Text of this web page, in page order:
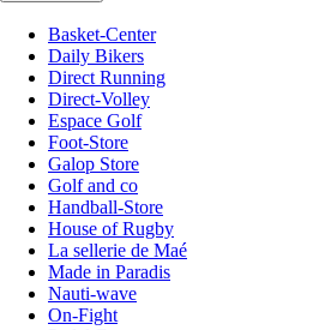
Basket-Center
Daily Bikers
Direct Running
Direct-Volley
Espace Golf
Foot-Store
Galop Store
Golf and co
Handball-Store
House of Rugby
La sellerie de Maé
Made in Paradis
Nauti-wave
On-Fight